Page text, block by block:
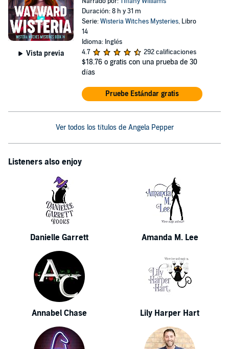
Vista previa
Duración: 8 h y 31 m
Serie:Wisteria Witches Mysteries, Libro
14
Idioma: Inglés
4.7
292 calificaciones
$18.76 o gratis con una prueba de 30
días
Pruebe Estándar gratis
Ver todos los títulos de Angela Pepper
Listeners also enjoy
Danielle Garrett Amanda M. Lee
Annabel Chase Lily Harper Hart